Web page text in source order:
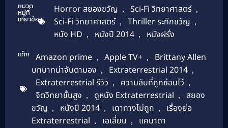
หมวด
หมู่ที่
เกี่ยวข้อง
Horror สยองขวัญ , Sci-Fi วิทยาศาสตร์ ,
Sci-Fi วิทยาศาสตร์ , Thriller ระทึกขวัญ ,
หนัง HD , หนังปี 2014 , หนังฝรั่ง
แท็ก Amazon prime , Apple TV+ ,
Brittany Allen
บทบาทน่าจับตามอง , Extraterrestrial 2014 ,
Extraterrestrial รีวิว , ความลับที่ถูกซ่อนไว้ ,
จิตวิทยาขั้นสูง , ดูหนัง Extraterrestrial ,
สยอง
ขวัญ , หนังปี 2014 , เดาทางไม่ถูก ,
เรื่องย่อ
Extraterrestrial , เอเลี่ยน , แคนาดา